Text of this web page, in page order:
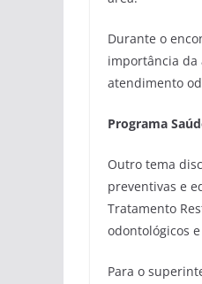
Durante o
importância da
atendimento
Programa
Outro tema
preventivas e
Tratamento
odontológicos
Para o